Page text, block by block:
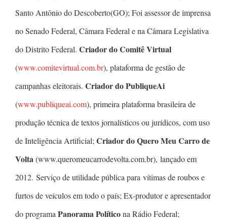
Santo Antônio do Descoberto(GO); Foi assessor de imprensa
no Senado Federal, Câmara Federal e na Câmara Legislativa
do Distrito Federal. Criador do Comitê Virtual
(www.comitevirtual.com.br), plataforma de gestão de
campanhas eleitorais. Criador do PubliqueAi
(www.publiqueai.com), primeira plataforma brasileira de
produção técnica de textos jornalísticos ou jurídicos, com uso
de Inteligência Artificial; Criador do Quero Meu Carro de
Volta(www.queromeucarrodevolta.com.br), lançado em
2012. Serviço de utilidade pública para vítimas de roubos e
furtos de veículos em todo o país; Ex-produtor e apresentador
do programa Panorama Políticona Rádio Federal;